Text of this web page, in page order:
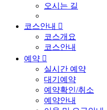
오시는 길
코스안내 
코스개요
코스안내
예약 
실시간 예약
대기예약
예약확인/취소
예약안내